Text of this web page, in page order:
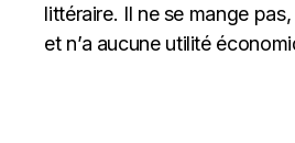
littéraire. Il ne se mange
et n’a aucune utilité